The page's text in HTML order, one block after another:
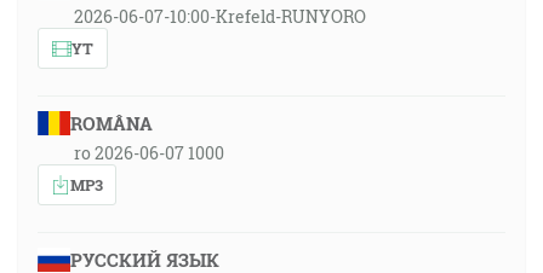
2026-06-07-10:00-Krefeld-RUNYORO
YT
ROMÂNA
ro 2026-06-07 1000
MP3
РУССКИЙ ЯЗЫК